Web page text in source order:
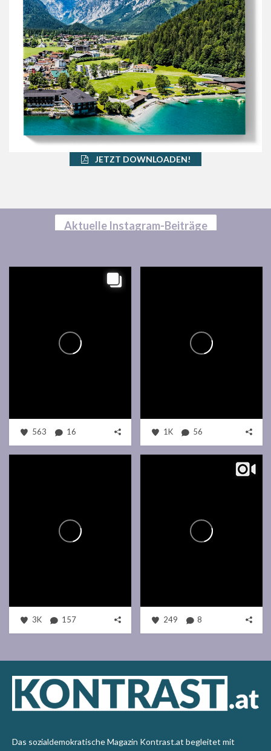
JETZT DOWNLOADEN!
Aktuelle Instagram-Beiträge
563 16 1K 56
3K 157 249 8
Das sozialdemokratische Magazin Kontrast.at begleitet mit